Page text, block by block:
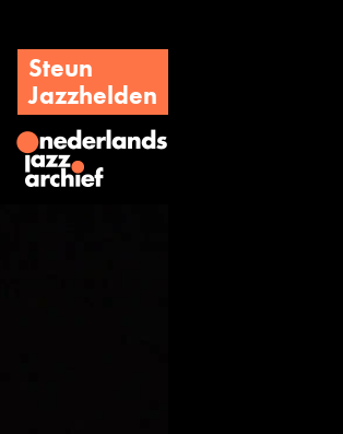
Steun
Jazzhelden